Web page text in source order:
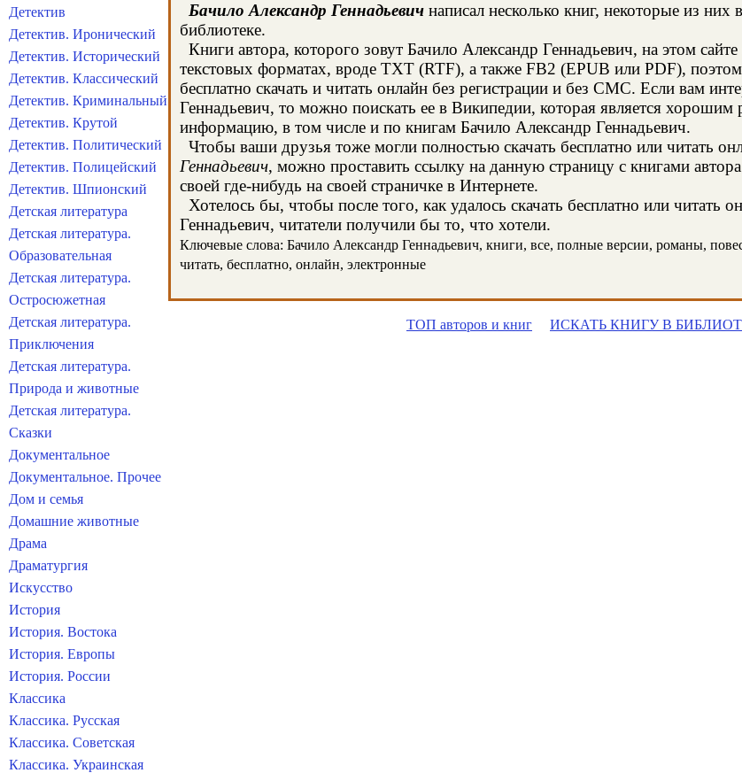
Бачило Александр Геннадьевич написал несколько книг, некоторые из
библиотеке.
Книги автора, которого зовут Бачило Александр Геннадьевич, на этом
текстовых форматах, вроде TXT (RTF), а также FB2 (EPUB или PDF),
бесплатно скачать и читать онлайн без регистрации и без СМС. Если вам
Геннадьевич, то можно поискать ее в Википедии, которая является
информацию, в том числе и по книгам Бачило Александр Геннадьевич.
Чтобы ваши друзья тоже могли полностью скачать бесплатно или читать
Геннадьевич, можно проставить ссылку на данную страницу с книгами
своей где-нибудь на своей страничке в Интернете.
Хотелось бы, чтобы после того, как удалось скачать бесплатно или читать
Геннадьевич, читатели получили бы то, что хотели.
Ключевые слова: Бачило Александр Геннадьевич, книги, все, полные версии, романы,
читать, бесплатно, онлайн, электронные
ТОП авторов и книг ИСКАТЬ КНИГУ В
Детектив
Детектив. Иронический
Детектив. Исторический
Детектив. Классический
Детектив. Криминальный
Детектив. Крутой
Детектив. Политический
Детектив. Полицейский
Детектив. Шпионский
Детская литература
Детская литература.
Образовательная
Детская литература.
Остросюжетная
Детская литература.
Приключения
Детская литература.
Природа и животные
Детская литература.
Сказки
Документальное
Документальное. Прочее
Дом и семья
Домашние животные
Драма
Драматургия
Искусство
История
История. Востока
История. Европы
История. России
Классика
Классика. Русская
Классика. Советская
Классика. Украинская